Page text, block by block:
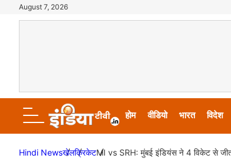
August 7, 2026
होम वीडियो भारत विदेश
Hindi Newsखेलक्रिकेटMI vs SRH: मुंबई इंडियंस ने 4 विकेट से